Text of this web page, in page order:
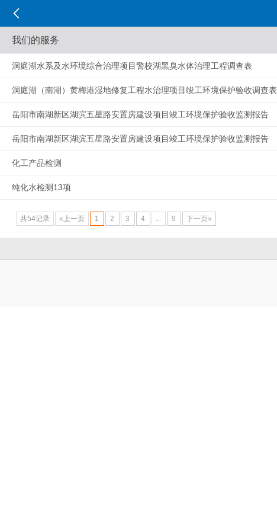
我们的服务
洞庭湖水系及水环境综合治理项目警校湖黑臭水体治理工程调查表
洞庭湖（南湖）黄梅港湿地修复工程水治理项目竣工环境保护验收调查表
岳阳市南湖新区湖滨五星路安置房建设项目竣工环境保护验收监测报告
岳阳市南湖新区湖滨五星路安置房建设项目竣工环境保护验收监测报告
化工产品检测
纯化水检测13项
共54记录 «上一页 1 2 3 4 ... 9 下一页»